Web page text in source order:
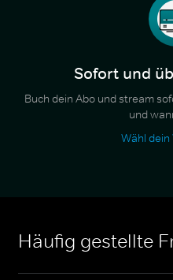
Sofort und
Buch dein Abo und stream
und
Wähl
Häufig gestellte